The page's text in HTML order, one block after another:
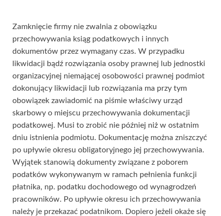
Zamknięcie firmy nie zwalnia z obowiązku
przechowywania ksiąg podatkowych i innych
dokumentów przez wymagany czas. W przypadku
likwidacji bądź rozwiązania osoby prawnej lub jednostki
organizacyjnej niemającej osobowości prawnej podmiot
dokonujący likwidacji lub rozwiązania ma przy tym
obowiązek zawiadomić na piśmie właściwy urząd
skarbowy o miejscu przechowywania dokumentacji
podatkowej. Musi to zrobić nie później niż w ostatnim
dniu istnienia podmiotu. Dokumentację można zniszczyć
po upływie okresu obligatoryjnego jej przechowywania.
Wyjątek stanowią dokumenty związane z poborem
podatków wykonywanym w ramach pełnienia funkcji
płatnika, np. podatku dochodowego od wynagrodzeń
pracowników. Po upływie okresu ich przechowywania
należy je przekazać podatnikom. Dopiero jeżeli okaże się